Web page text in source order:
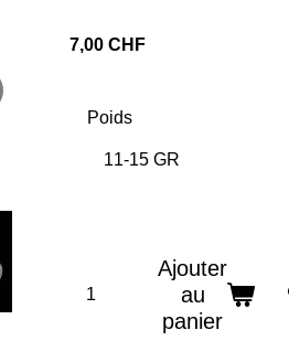
7,00 CHF
Poids
Ajouter
au
panier